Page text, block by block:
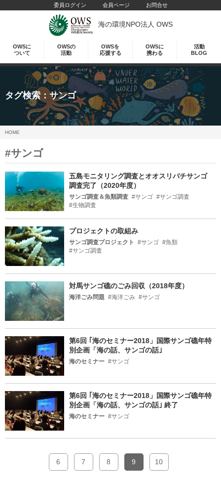
委員ログイン 会員ページ お問合せ
海の環境NPO法人 OWS
OWSに
ついて
OWSの
活動
OWSを
応援する
OWSに
携わる
活動
BLOG
タグ検索： サンゴ
HOME
#サンゴ
五島モニタリング調査とオオスリバチサンゴ
調査完了（2020年度）
サンゴ調査＆魚類調査 #サンゴ #サンゴ調査
#生物調査
プロジェクトの取組み
サンゴ調査プロジェクト #サンゴ #魚類
#サンゴ調査
対馬サンゴ礁のごみ回収（2018年度）
海洋ごみ問題 #海洋ごみ #サンゴ
第6回 ｢海のセミナー2018」国際サンゴ礁年特
別企画「海の話、サンゴの話｣
海のセミナー #サンゴ
第6回 ｢海のセミナー2018」国際サンゴ礁年特
別企画「海の話、サンゴの話｣ 終了
海のセミナー #サンゴ
6 7 8 9 10